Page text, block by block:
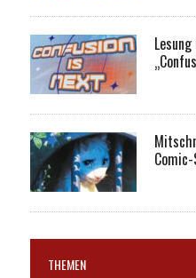
THEMEN